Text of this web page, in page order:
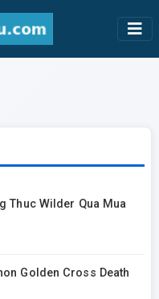
Thuc Wilder Qua Mua
Golden Cross Death